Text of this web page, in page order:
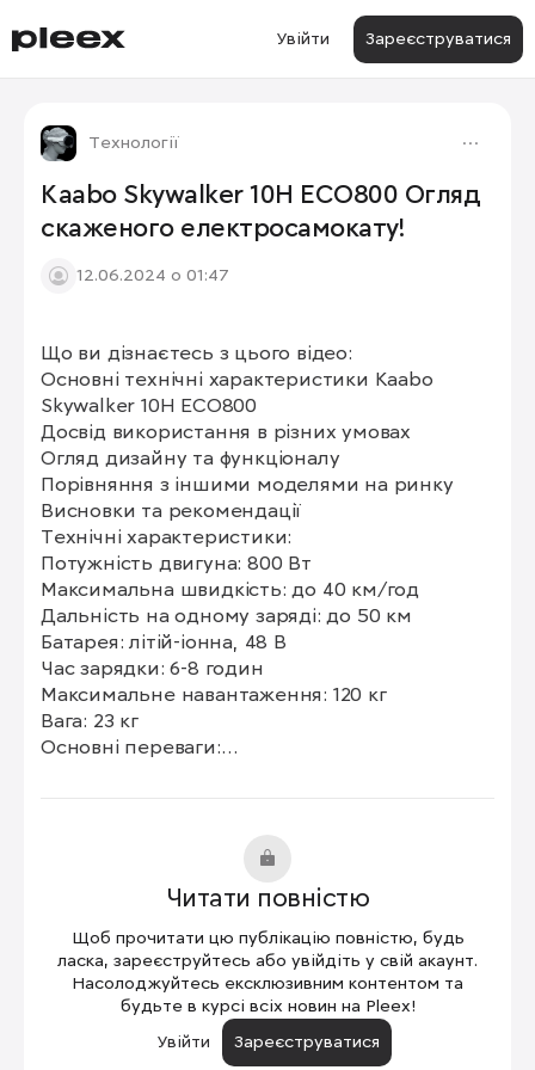
Увійти Зареєструватися
Технології
Kaabo Skywalker 10H ECO800 Огляд
скаженого електросамокату!
12.06.2024 о 01:47
Що ви дізнаєтесь з цього відео:
Основні технічні характеристики Kaabo
Skywalker 10H ECO800
Досвід використання в різних умовах
Огляд дизайну та функціоналу
Порівняння з іншими моделями на ринку
Висновки та рекомендації
Технічні характеристики:
Потужність двигуна: 800 Вт
Максимальна швидкість: до 40 км/год
Дальність на одному заряді: до 50 км
Батарея: літій-іонна, 48 В
Час зарядки: 6-8 годин
Максимальне навантаження: 120 кг
Вага: 23 кг
Основні переваги:
Читати повністю
Щоб прочитати цю публікацію повністю, будь
ласка, зареєструйтесь або увійдіть у свій акаунт.
Насолоджуйтесь ексклюзивним контентом та
будьте в курсі всіх новин на Pleex!
Увійти
Зареєструватися